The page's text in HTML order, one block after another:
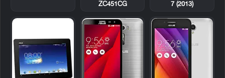
7 (2013)
ZC451CG